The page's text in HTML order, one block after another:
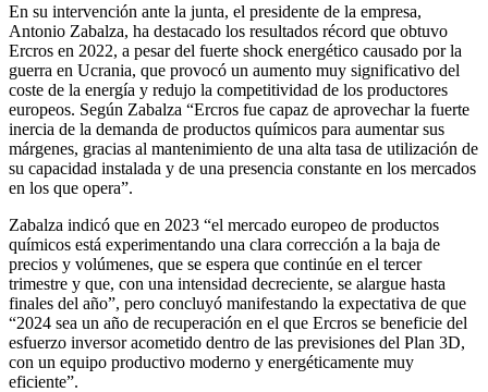
En su intervención ante la junta, el presidente de la empresa,
Antonio Zabalza, ha destacado los resultados récord que obtuvo
Ercros en 2022, a pesar del fuerte shock energético causado por la
guerra en Ucrania, que provocó un aumento muy significativo del
coste de la energía y redujo la competitividad de los productores
europeos. Según Zabalza “Ercros fue capaz de aprovechar la fuerte
inercia de la demanda de productos químicos para aumentar sus
márgenes, gracias al mantenimiento de una alta tasa de utilización de
su capacidad instalada y de una presencia constante en los mercados
en los que opera”.
Zabalza indicó que en 2023 “el mercado europeo de productos
químicos está experimentando una clara corrección a la baja de
precios y volúmenes, que se espera que continúe en el tercer
trimestre y que, con una intensidad decreciente, se alargue hasta
finales del año”, pero concluyó manifestando la expectativa de que
“2024 sea un año de recuperación en el que Ercros se beneficie del
esfuerzo inversor acometido dentro de las previsiones del Plan 3D,
con un equipo productivo moderno y energéticamente muy
eficiente”.